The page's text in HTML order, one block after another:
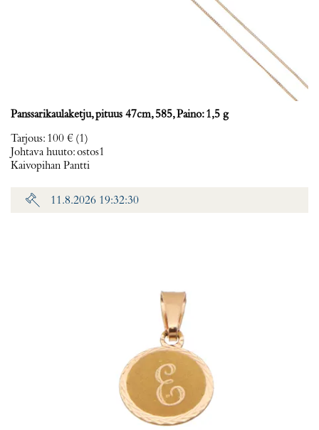
Panssarikaulaketju, pituus 47cm, 585, Paino: 1,5 g
Tarjous: 100 € (1)
Johtava huuto:ostos1
Kaivopihan Pantti
11.8.2026 19:32:30